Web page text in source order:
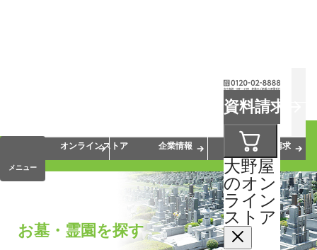
資料請求
大野屋
のオン
ライン
ストア
メニュー
会員サービス
オンラインストア
企業情報 資料請求
お墓・霊園を探す